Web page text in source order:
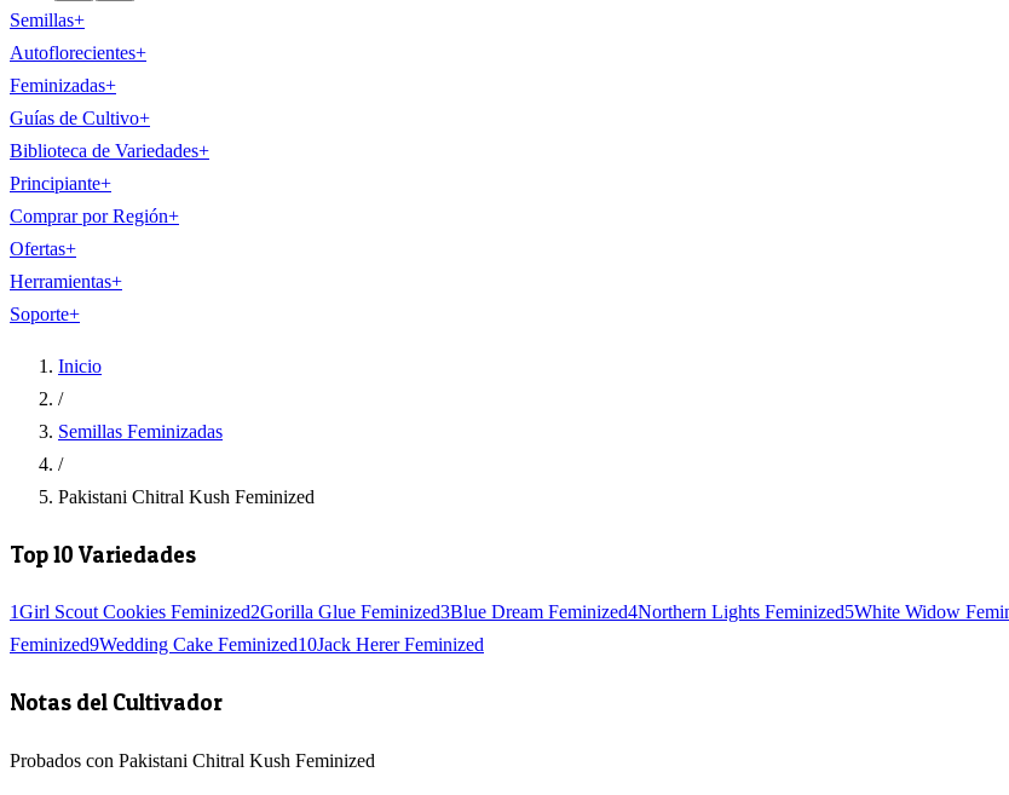
Semillas+
Autoflorecientes+
Feminizadas+
Guías de Cultivo+
Biblioteca de Variedades+
Principiante+
Comprar por Región+
Ofertas+
Herramientas+
Soporte+
Inicio
/
Semillas Feminizadas
/
Pakistani Chitral Kush Feminized
Top 10 Variedades
1Girl Scout Cookies Feminized2Gorilla Glue Feminized3Blue Dream Feminized4Northern Lights Feminized5White Widow
Feminized9Wedding Cake Feminized10Jack Herer Feminized
Notas del Cultivador
Probados con Pakistani Chitral Kush Feminized